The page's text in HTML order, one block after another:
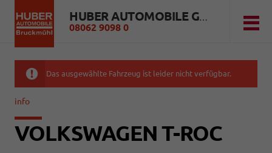
HUBER AUTOMOBILE GMBH
08062 9098 0
Das ausgewählte Fahrzeug ist leider nicht verfügbar.
info
VOLKSWAGEN T-ROC